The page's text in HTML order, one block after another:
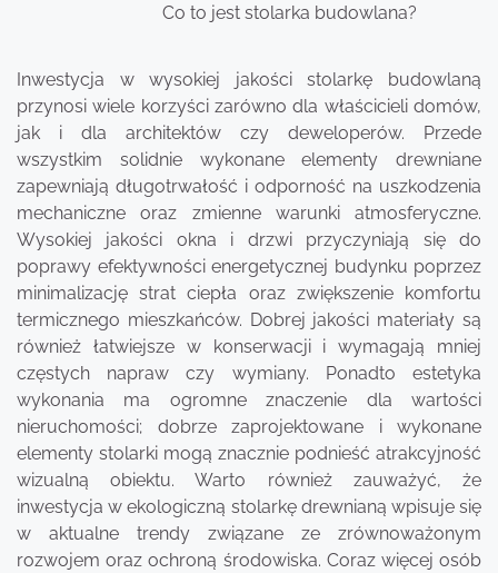
Co to jest stolarka budowlana?
Inwestycja w wysokiej jakości stolarkę budowlaną
przynosi wiele korzyści zarówno dla właścicieli domów,
jak i dla architektów czy deweloperów. Przede
wszystkim solidnie wykonane elementy drewniane
zapewniają długotrwałość i odporność na uszkodzenia
mechaniczne oraz zmienne warunki atmosferyczne.
Wysokiej jakości okna i drzwi przyczyniają się do
poprawy efektywności energetycznej budynku poprzez
minimalizację strat ciepła oraz zwiększenie komfortu
termicznego mieszkańców. Dobrej jakości materiały są
również łatwiejsze w konserwacji i wymagają mniej
częstych napraw czy wymiany. Ponadto estetyka
wykonania ma ogromne znaczenie dla wartości
nieruchomości; dobrze zaprojektowane i wykonane
elementy stolarki mogą znacznie podnieść atrakcyjność
wizualną obiektu. Warto również zauważyć, że
inwestycja w ekologiczną stolarkę drewnianą wpisuje się
w aktualne trendy związane ze zrównoważonym
rozwojem oraz ochroną środowiska. Coraz więcej osób